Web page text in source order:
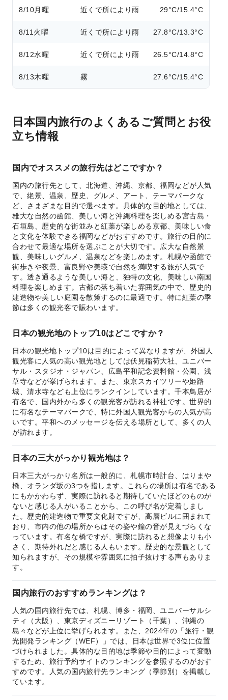
8/10月曜 近くで所により雨 29°C/15.4°C
8/11 火曜 近くで所により雨 27.8°C/13.3°C
8/12水曜 近くで所により雨 26.5°C/14.8°C
8/13木曜 霧 27.6°C/15.4°C
日本国内旅行のよくあるご質問とお役
立ち情報
国内でオススメの旅行先はどこですか？
国内の旅行先として、北海道、沖縄、京都、福岡などが人気
で、絶景、温泉、歴史、グルメ、アート、テーマパークな
ど、さまざまな目的で選べます。具体的な目的地としては、
雄大な自然の函館、美しい海と沖縄料理を楽しめる宮古島・
石垣島、歴史的な街並みと紅葉が楽しめる京都、美味しい食
と文化を体験できる福岡などがおすすめです。旅行の目的に
合わせて最適な場所を選ぶことが大切です。広大な自然景
観、美味しいグルメ、温泉などを楽しめます。札幌や函館で
街歩きや夜景、富良野や美瑛で自然を満喫する旅が人気で
す。透き通るような美しい海と、独特の文化、美味しい南国
料理を楽しめます。古都の落ち着いた雰囲気の中で、歴史的
建造物や美しい庭園を散策するのに最適です。特に紅葉の季
節は多くの観光客で賑わいます。
日本の観光地のトップ10はどこですか？
日本の観光地トップ10は目的によって異なりますが、外国人
観光客に人気の高い観光地としては伏見稲荷大社、ユニバー
サル・スタジオ・ジャパン、広島平和記念資料館・公園、浅
草寺などが挙げられます。また、東京スカイツリーや姫路
城、清水寺なども上位にランクインしています。千本鳥居が
有名で、国内外から多くの観光客が訪れる神社です。世界的
に有名なテーマパークで、特に外国人観光客からの人気が高
いです。平和へのメッセージを伝える場所として、多くの人
が訪れます。
日本の三大がっかり観光地は？
日本三大がっかり名所は一般的に、札幌市時計台、はりまや
橋、オランダ坂の3つを指します。これらの場所は有名である
にもかかわらず、実際に訪れると期待していたほどのものが
ないと感じる人がいることから、この呼び名が定着しまし
た。歴史的建造物で重要文化財ですが、高層ビルに囲まれて
おり、市内の他の場所からはその姿や鐘の音が見えづらくな
っています。有名な橋ですが、実際に訪れると想像よりも小
さく、期待外れだと感じる人もいます。歴史的な景観として
知られますが、その規模や雰囲気に拍子抜けする声もありま
す。
国内旅行のおすすめランキングは？
人気の国内旅行先では、札幌、博多・福岡、ユニバーサルシ
ティ（大阪）、東京ディズニーリゾート（千葉）、沖縄の
島々などが上位に挙げられます。また、2024年の「旅行・観
光開発ランキング（WEF）」では、日本は世界で3位に位置
づけられました。具体的な目的地は季節や目的によって変動
するため、旅行予約サイトのランキングを参照するのがおす
すめです。人気の国内旅行先ランキング（季節別）を掲載し
ています。